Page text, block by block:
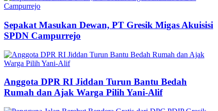
Sepakat Masukan Dewan, PT Gresik Migas Akuisisi
SPDN Campurrejo
Anggota DPR RI Jiddan Turun Bantu Bedah
Rumah dan Ajak Warga Pilih Yani-Alif